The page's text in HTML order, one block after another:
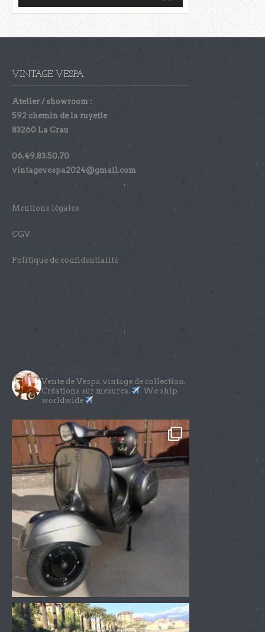
VINTAGE VESPA
Atelier / showroom :
592 chemin de la ruyetle
83260 La Crau
06.49.83.50.70
vintagevespa2024@gmail.com
Mentions légales
CGV
Politique de confidentialité
Vente de Vespa vintage de collection.
Créations sur mesures.
We ship
worldwide